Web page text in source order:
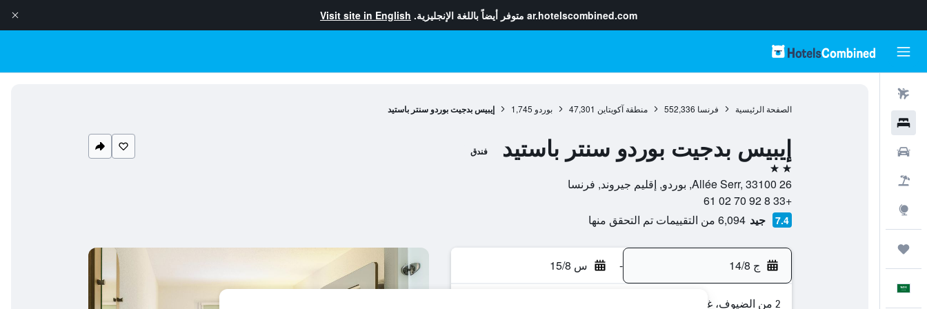
ar.hotelscombined.com متوفر أيضاً باللغة الإنجليزية. Visit site in English
الصفحة الرئيسية فرنسا 552,336 منطقة آكويتاين 47,301 بوردو 1,745 إيبيس بدجيت بوردو سنتر باستيد
إيبيس بدجيت بوردو سنتر باستيد فندق
2 نجمتين
26 Allée Serr, 33100, بوردو, إقليم جيروند, فرنسا
+33 8 92 70 02 61
7.4 جيد 6,094 من التقييمات تم التحقق منها
ج 14/8 - س 15/8
2 من الضيوف، غرفة واحدة